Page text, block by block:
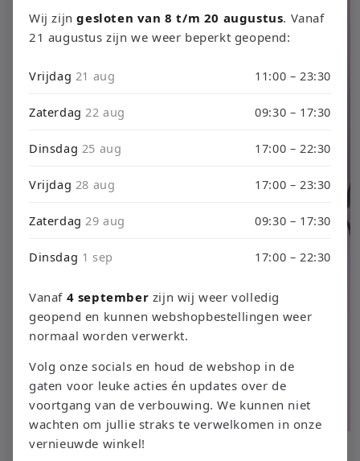
Wij zijngesloten van 8 t/m 20 augustus. Vanaf
21 augustus zijn we weer beperkt geopend:
Vrijdag 21 aug 11:00 – 23:30
Zaterdag22 aug 09:30 – 17:30
Dinsdag 25 aug 17:00 – 22:30
Vrijdag 28 aug 17:00 – 23:30
Zaterdag29 aug 09:30 – 17:30
Dinsdag 1 sep 17:00 – 22:30
Vanaf 4 september zijn wij weer volledig
geopend en kunnen webshopbestellingen weer
normaal worden verwerkt.
Volg onze socials en houd de webshop in de
gaten voor leuke acties én updates over de
voortgang van de verbouwing. We kunnen niet
wachten om jullie straks te verwelkomen in onze
vernieuwde winkel!